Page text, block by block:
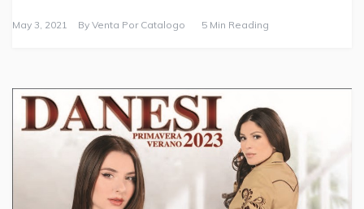
May 3, 2021 By Venta Por Catalogo 5 Min Reading